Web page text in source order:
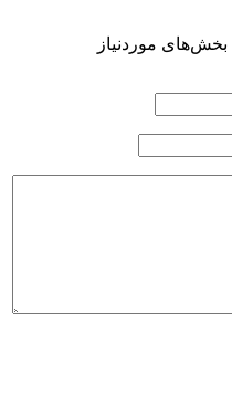
بخش‌های موردنیاز